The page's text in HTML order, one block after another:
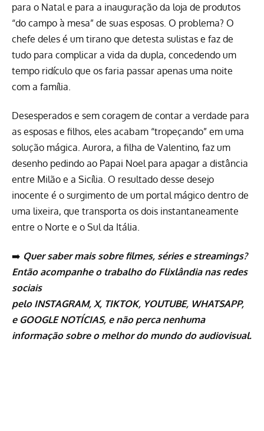
para o Natal e para a inauguração da loja de produtos
“do campo à mesa” de suas esposas. O problema? O
chefe deles é um tirano que detesta sulistas e faz de
tudo para complicar a vida da dupla, concedendo um
tempo ridículo que os faria passar apenas uma noite
com a família.
Desesperados e sem coragem de contar a verdade para
as esposas e filhos, eles acabam “tropeçando” em uma
solução mágica. Aurora, a filha de Valentino, faz um
desenho pedindo ao Papai Noel para apagar a distância
entre Milão e a Sicília. O resultado desse desejo
inocente é o surgimento de um portal mágico dentro de
uma lixeira, que transporta os dois instantaneamente
entre o Norte e o Sul da Itália.
➡️ Quer saber mais sobre filmes, sériese streamings?
Então acompanhe o trabalho do Flixlândianas redes
sociais
pelo INSTAGRAM, X, TIKTOK, YOUTUBE, WHATSAPP,
e GOOGLE NOTÍCIAS, e não perca nenhuma
informação sobre o melhor do mundo do audiovisual.